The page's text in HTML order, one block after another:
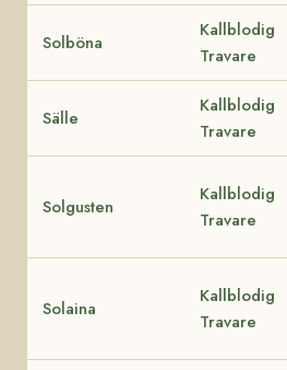
Solböna
Kallblodig
Travare
Sälle
Kallblodig
Travare
Solgusten
Kallblodig
Travare
Solaina
Kallblodig
Travare